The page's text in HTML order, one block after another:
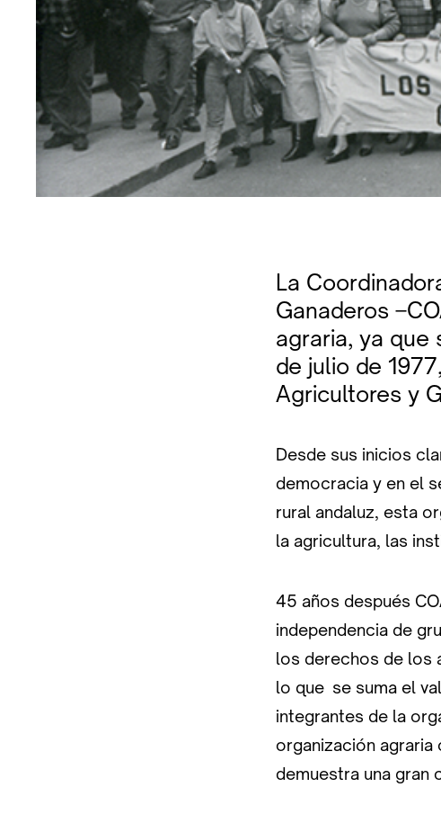
La
Ganaderos
agraria, ya que
de julio de
Agricultores y
Desde sus inicios
democracia y en el
rural andaluz, esta
la agricultura, las
45 años después
independencia de
los derechos de los
lo que se suma el
integrantes de la
organización
demuestra una gran